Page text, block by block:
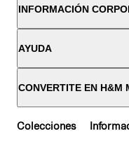
INFORMACIÓN
AYUDA
CONVERTITE EN H&M
Colecciones